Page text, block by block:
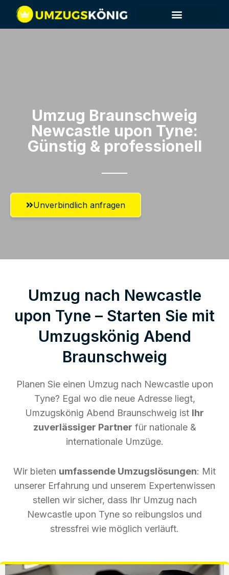
Umzug Braunschweig​
Newcastle upon Tyne:
Günstig & professionell​
Unverbindlich anfragen
Umzug nach Newcastle
upon Tyne – Starten Sie mit
Umzugskönig Abend
Braunschweig
Planen Sie einen Umzug nach Newcastle upon
Tyne? Egal wo die neue Adresse liegt,
Umzugskönig Abend Braunschweig ist Ihr
zuverlässiger Partner für nationale &
internationale Umzüge.
Wir bieten umfassende Umzugslösungen: Mit
unserer Erfahrung und unserem Expertenwissen
stellen wir sicher, dass Ihr Umzug nach
Newcastle upon Tyne so reibungslos und
stressfrei wie möglich verläuft.